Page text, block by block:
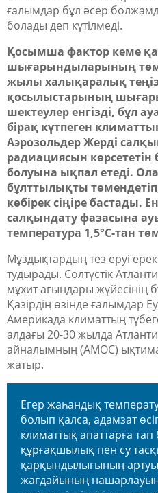
ғалымдар бұл әсер
болады деп күтілмеді.
Қосымша фактор кеме
шығарындыларының
жылы халықаралық
қосылыстарының
шектеулер енгізді, бұл
бірақ күтпеген
Аэрозольдер Жерді
радиациясын
болуына ықпал етеді.
бұлттылықты
көбірек сіңіре бастады.
салқындату фазасына
температура 1,5°C-тан
Мұздықтардың тез еруі
тудырады. Солтүстік
мұхит ағындары жүйесінің
Қазірдің өзінде ғалымдар
Америкада климаттың
алдағы 20-30 жылда
айналымның (AMOC)
жатыр.
Егер жаһандық
болып қалса, адамзат
климаттық апаттарға
құрғақшылық пен су
қарқындылығының
жағдайының